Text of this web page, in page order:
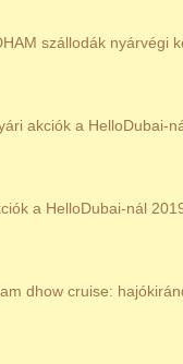
szállodák nyárvégi
akciók a HelloDubai-
a HelloDubai-nál
dhow cruise: